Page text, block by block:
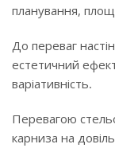
планування,
До переваг
естетичний
варіативність.
Перевагою
карниза на